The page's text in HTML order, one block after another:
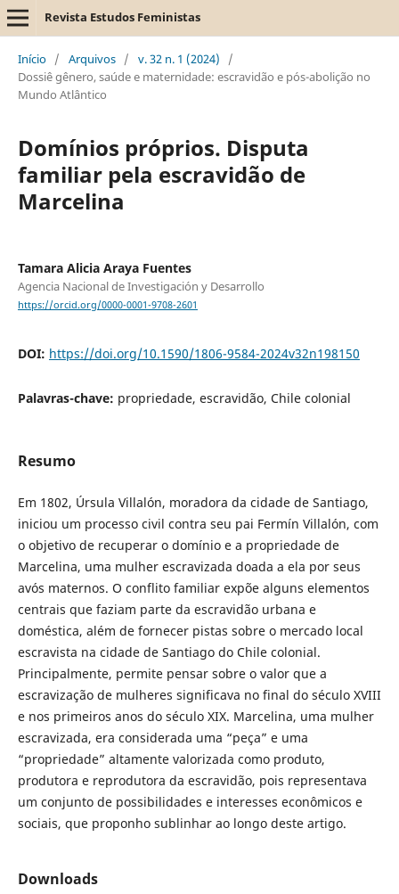
Revista Estudos Feministas
Início / Arquivos / v. 32 n. 1 (2024)
/
Dossiê gênero, saúde e maternidade: escravidão e pós-abolição no
Mundo Atlântico
Domínios próprios. Disputa
familiar pela escravidão de
Marcelina
Tamara Alicia Araya Fuentes
Agencia Nacional de Investigación y Desarrollo
https://orcid.org/0000-0001-9708-2601
DOI: https://doi.org/10.1590/1806-9584-2024v32n198150
Palavras-chave: propriedade, escravidão, Chile colonial
Resumo
Em 1802, Úrsula Villalón, moradora da cidade de Santiago,
iniciou um processo civil contra seu pai Fermín Villalón, com
o objetivo de recuperar o domínio e a propriedade de
Marcelina, uma mulher escravizada doada a ela por seus
avós maternos. O conflito familiar expõe alguns elementos
centrais que faziam parte da escravidão urbana e
doméstica, além de fornecer pistas sobre o mercado local
escravista na cidade de Santiago do Chile colonial.
Principalmente, permite pensar sobre o valor que a
escravização de mulheres significava no final do século XVIII
e nos primeiros anos do século XIX. Marcelina, uma mulher
escravizada, era considerada uma “peça” e uma
“propriedade” altamente valorizada como produto,
produtora e reprodutora da escravidão, pois representava
um conjunto de possibilidades e interesses econômicos e
sociais, que proponho sublinhar ao longo deste artigo.
Downloads